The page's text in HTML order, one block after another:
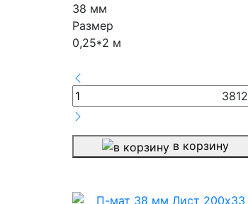
38 мм
Размер
0,25*2 м
3812
в корзину